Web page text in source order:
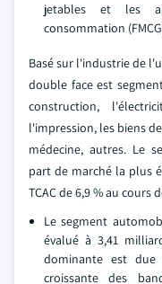
jetables et les
consommation
Basé sur l'industrie de
double face est
construction,
l'impression, les biens
médecine, autres. Le
part de marché la plus
TCAC de 6,9 % au cours
Le segment
évalué à 3,41
dominante est due
croissante des